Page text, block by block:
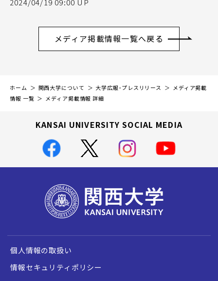
2024/04/19 09:00 UP
メディア掲載情報一覧へ戻る
ホーム 関西大学について 大学広報・プレスリリース
メディア掲載
情報 一覧
メディア掲載情報 詳細
KANSAI UNIVERSITY SOCIAL MEDIA
個人情報の取扱い
情報セキュリティポリシー